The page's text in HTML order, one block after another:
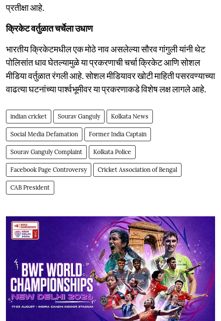
प्रतीक्षा आहे.
क्रिकेट वर्तुळात चर्चेला उधाण
भारतीय क्रिकेटमधील एक मोठे नाव असलेल्या सौरव गांगुली यांनी थेट
पोलिसांत धाव घेतल्यामुळे या प्रकरणाची चर्चा क्रिकेट आणि सोशल
मीडिया वर्तुळात रंगली आहे. सोशल मीडियावर खोटी माहिती पसरवण्याच्या
वाढत्या घटनांच्या पार्श्वभूमीवर या प्रकरणाकडे विशेष लक्ष लागले आहे.
indian cricket Sourav Ganguly Kolkata News
Social Media Defamation Former India Captain
Sourav Ganguly Complaint Kolkata Police
Facebook Page Controversy Cricket Association of Bengal
CAB President